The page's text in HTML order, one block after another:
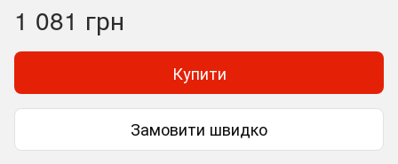
1 081 грн
Купити
Замовити швидко